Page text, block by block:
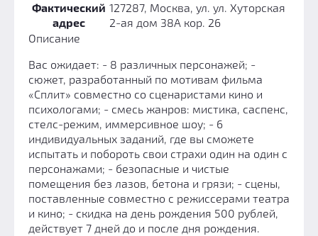
Фактический
адрес
127287, Москва, ул. ул. Хуторская
2-ая дом 38А кор. 26
Описание
Вас ожидает: - 8 различных персонажей; -
сюжет, разработанный по мотивам фильма
«Сплит» совместно со сценаристами кино и
психологами; - смесь жанров: мистика, саспенс,
стелс-режим, иммерсивное шоу; - 6
индивидуальных заданий, где вы сможете
испытать и побороть свои страхи один на один с
персонажами; - безопасные и чистые
помещения без лазов, бетона и грязи; - сцены,
поставленные совместно с режиссерами театра
и кино; - скидка на день рождения 500 рублей,
действует 7 дней до и после дня рождения.